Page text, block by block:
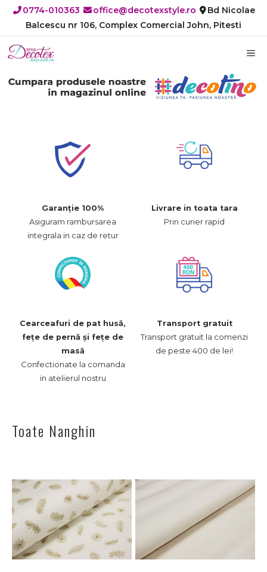
0774-010363 office@decotexstyle.ro
Bd Nicolae
Balcescu nr 106, Complex Comercial John, Pitesti
Garanție 100%
Asiguram rambursarea
integrala in caz de retur
Livrare in toata tara
Prin curier rapid
Cearceafuri de pat husă,
fețe de pernă și fețe de
masă
Confectionate la comanda
in atelierul nostru
Transport gratuit
Transport gratuit la comenzi
de peste 400 de lei!
Toate Nanghin